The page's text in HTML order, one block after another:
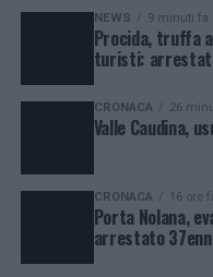
NEWS 9 minuti fa
Procida, truffa
turisti:
CRONACA 26
Valle Caudina,
CRONACA 16 ore
Porta Nolana,
arrestato